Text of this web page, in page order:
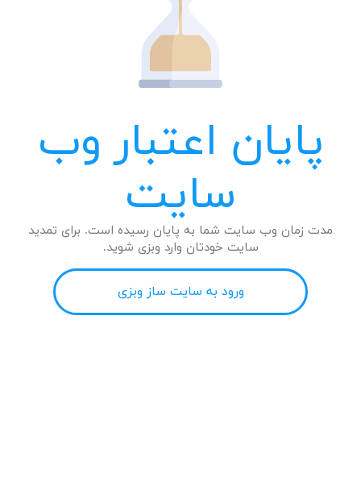
پایان اعتبار وب
سایت
مدت زمان وب سایت شما به پایان رسیده است. برای تمدید
سایت خودتان وارد وبزی شوید.
ورود به سایت ساز وبزی